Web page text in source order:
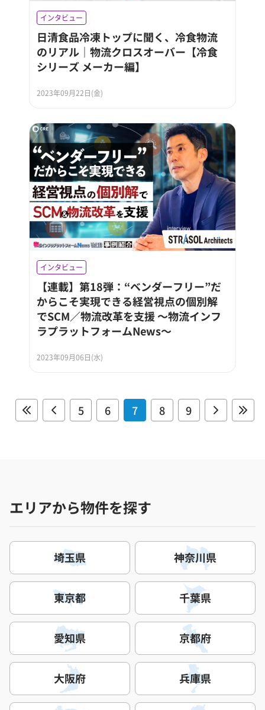
インタビュー
日清食品冷凍トップに聞く、冷食物流
のリアル｜物流クロスオーバー【冷食
シリーズ メーカー編】
2023年09月22日(金)
インタビュー
【連載】第18弾：“ベンダーフリー”だ
からこそ実現できる経営視点の個別解
でSCM／物流改革を支援 ～物流インフ
ラプラットフォームNews～
2023年09月06日(水)
5 6 7 8 9
エリアから物件を探す
埼玉県 神奈川県
東京都 千葉県
愛知県 京都府
大阪府 兵庫県